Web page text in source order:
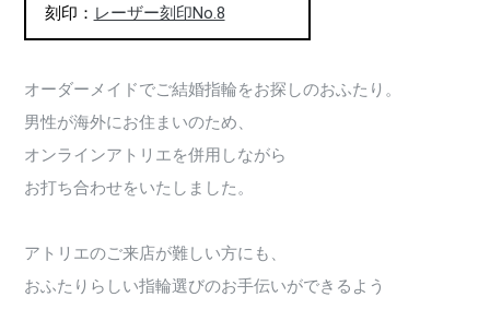
刻印： レーザー刻印No.8
オーダーメイドでご結婚指輪をお探しのおふたり。
男性が海外にお住まいのため、
オンラインアトリエを併用しながら
お打ち合わせをいたしました。
アトリエのご来店が難しい方にも、
おふたりらしい指輪選びのお手伝いができるよう